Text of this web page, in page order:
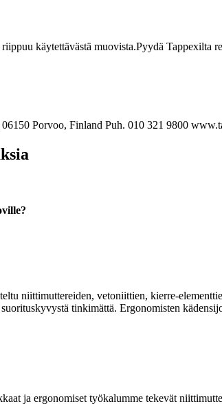
käytettävästä muovista.Pyydä Tappexilta
Porvoo, Finland Puh. 010 321 9800
niittimuttereiden, vetoniittien, kierre-
tinkimättä. Ergonomisten
ja ergonomiset työkalumme tekevät